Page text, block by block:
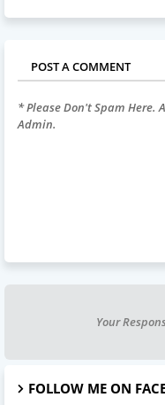
POST A COMMENT
* Please Don't Spam Here.
Admin.
Your
FOLLOW ME ON